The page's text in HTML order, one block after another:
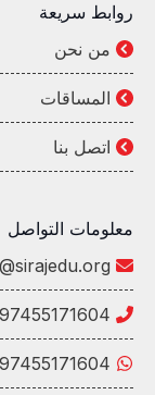
روابط سريعة
من نحن
المساقات
اتصل بنا
معلومات التواصل